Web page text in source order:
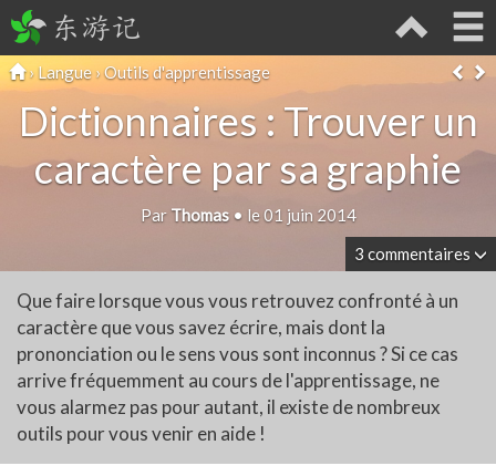
东游记
›Langue ›Outils d'apprentissage
Dictionnaires : Trouver un
caractère par sa graphie
Par Thomas• le 01 juin 2014
3 commentaires
Que faire lorsque vous vous retrouvez confronté à un
caractère que vous savez écrire, mais dont la
prononciation ou le sens vous sont inconnus ? Si ce cas
arrive fréquemment au cours de l'apprentissage, ne
vous alarmez pas pour autant, il existe de nombreux
outils pour vous venir en aide !